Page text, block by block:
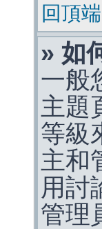
回頂端
» 如
一般
主題
等級
主和
用討
管理